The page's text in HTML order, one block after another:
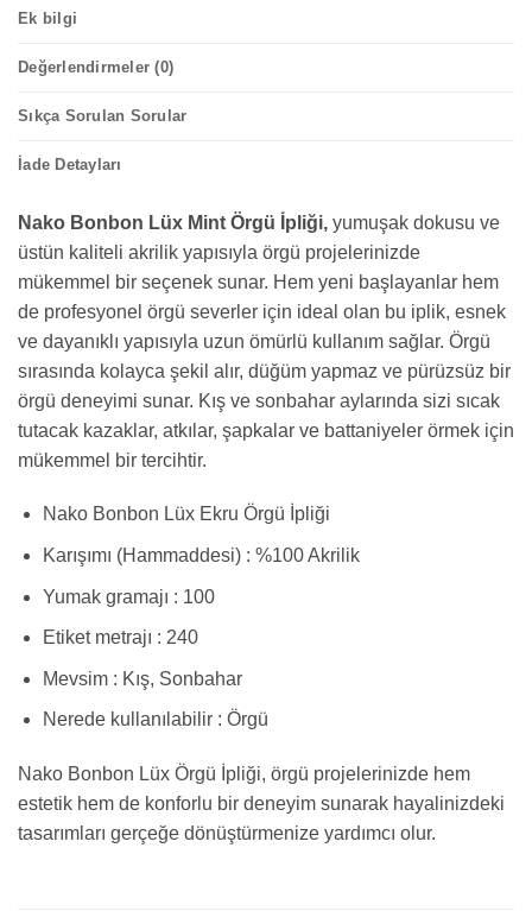
Ek bilgi
Değerlendirmeler (0)
Sıkça Sorulan Sorular
İade Detayları
Nako Bonbon Lüx Mint Örgü İpliği, yumuşak dokusu ve
üstün kaliteli akrilik yapısıyla örgü projelerinizde
mükemmel bir seçenek sunar. Hem yeni başlayanlar hem
de profesyonel örgü severler için ideal olan bu iplik, esnek
ve dayanıklı yapısıyla uzun ömürlü kullanım sağlar. Örgü
sırasında kolayca şekil alır, düğüm yapmaz ve pürüzsüz bir
örgü deneyimi sunar. Kış ve sonbahar aylarında sizi sıcak
tutacak kazaklar, atkılar, şapkalar ve battaniyeler örmek için
mükemmel bir tercihtir.
Nako Bonbon Lüx Ekru Örgü İpliği
Karışımı (Hammaddesi) : %100 Akrilik
Yumak gramajı : 100
Etiket metrajı : 240
Mevsim : Kış, Sonbahar
Nerede kullanılabilir : Örgü
Nako Bonbon Lüx Örgü İpliği, örgü projelerinizde hem
estetik hem de konforlu bir deneyim sunarak hayalinizdeki
tasarımları gerçeğe dönüştürmenize yardımcı olur.